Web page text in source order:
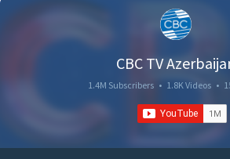
CBC TV
1.4M Subscribers • 1.8K Videos •